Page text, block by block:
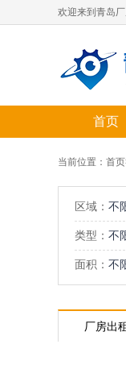
欢迎来到青岛厂
首页
当前位置： 首页
区域： 不
类型： 不
面积： 不
厂房出